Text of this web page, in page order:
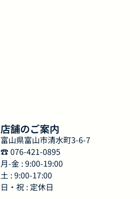
店舗のご案内
富山県富山市清水町3-6-7
☎︎ 076-421-0895
月-金 : 9:00-19:00
土 : 9:00-17:00
日・祝 : 定休日